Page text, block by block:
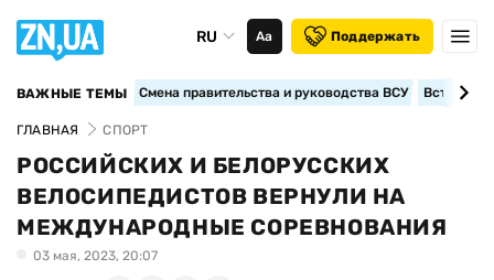
RU Аа Поддержать
ВАЖНЫЕ ТЕМЫ Смена правительства и руководства ВСУ
ГЛАВНАЯ СПОРТ
РОССИЙСКИХ И БЕЛОРУССКИХ
ВЕЛОСИПЕДИСТОВ ВЕРНУЛИ НА
МЕЖДУНАРОДНЫЕ СОРЕВНОВАНИЯ
03 мая, 2023, 20:07